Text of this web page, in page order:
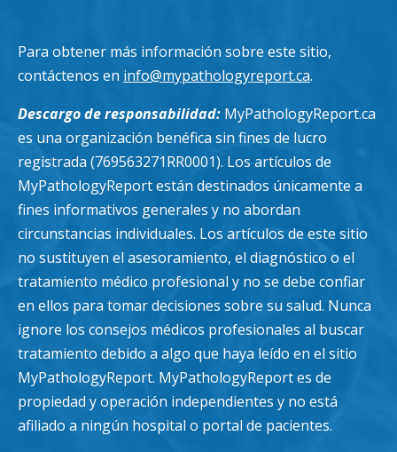
Para obtener más información sobre este sitio,
contáctenos en info@mypathologyreport.ca.
Descargo de responsabilidad: MyPathologyReport.ca
es una organización benéfica sin fines de lucro
registrada (769563271RR0001). Los artículos de
MyPathologyReport están destinados únicamente a
fines informativos generales y no abordan
circunstancias individuales. Los artículos de este sitio
no sustituyen el asesoramiento, el diagnóstico o el
tratamiento médico profesional y no se debe confiar
en ellos para tomar decisiones sobre su salud. Nunca
ignore los consejos médicos profesionales al buscar
tratamiento debido a algo que haya leído en el sitio
MyPathologyReport. MyPathologyReport es de
propiedad y operación independientes y no está
afiliado a ningún hospital o portal de pacientes.